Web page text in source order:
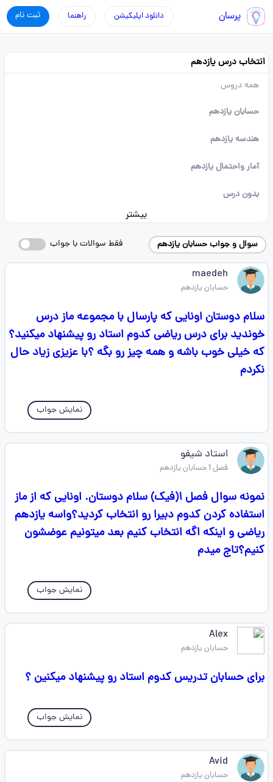
پرسان ثبت نام راهنما دانلود اپلیکیشن
انتخاب درس یازدهم
همه دروس
حسابان یازدهم
هندسه یازدهم
آمار واحتمال یازدهم
بدون درس
بیشتر
سوال و جواب حسابان یازدهم فقط سوالات با جواب
maedeh
حسابان یازدهم
سلام دوستان اونایی که پارسال با مجموعه ماز درس
خوندید برای درس ریاضی کدوم استاد رو پیشنهاد میکنید؟
که خیلی خوب باشه و همه چیز رو بگه ؟با عزیزی زیاد حال
نکردم
نمایش جواب
استاد شیفو
فصل 1 حسابان یازدهم
نمونه سوال فصل ۱(فیک) سلام دوستان. اونایی که از ماز
استفاده کردن کدوم دبیرا رو انتخاب کردید؟واسه یازدهم
ریاضی و اینکه اگه انتخاب کنیم بعد میتونیم عوضشون
کنیم؟تاج میدم
نمایش جواب
Alex
حسابان یازدهم
برای حسابان تدریس کدوم استاد رو پیشنهاد میکنین ؟
نمایش جواب
Avid
حسابان یازدهم